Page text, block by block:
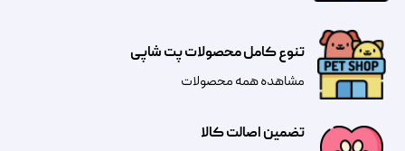
تضمین اصالت کالا
تنوع کامل محصولات پت شاپی
مشاهده همه محصولات